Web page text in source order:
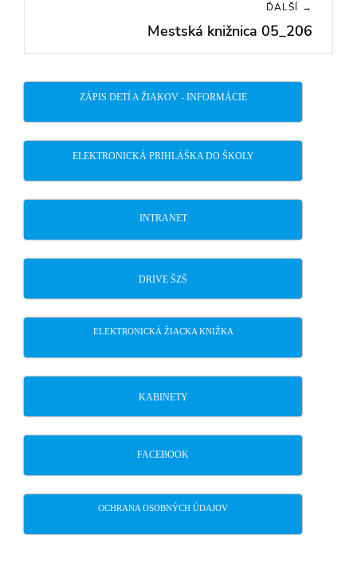
ĎALŠÍ →
post:
Mestská knižnica 05_206
ZÁPIS DETÍ A ŽIAKOV - INFORMÁCIE
ELEKTRONICKÁ PRIHLÁŠKA DO ŠKOLY
INTRANET
DRIVE ŠZŠ
ELEKTRONICKÁ ŽIACKA KNIŽKA
KABINETY
FACEBOOK
OCHRANA OSOBNÝCH ÚDAJOV